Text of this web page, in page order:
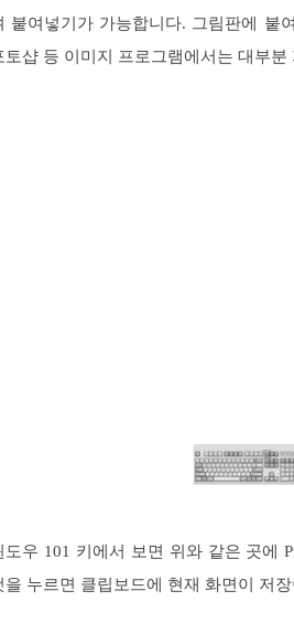
붙여넣기가 가능합니다. 그림판에 붙
토샵 등 이미지 프로그램에서는 대부분
도우 101 키에서 보면 위와 같은 곳에
을 누르면 클립보드에 현재 화면이 저